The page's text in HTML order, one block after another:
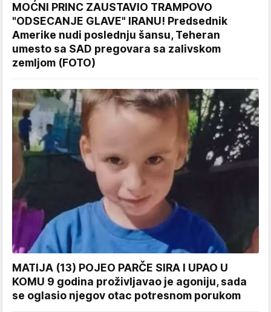
MOĆNI PRINC ZAUSTAVIO TRAMPOVO
"ODSECANJE GLAVE" IRANU! Predsednik
Amerike nudi poslednju šansu, Teheran
umesto sa SAD pregovara sa zalivskom
zemljom (FOTO)
MATIJA (13) POJEO PARČE SIRA I UPAO U
KOMU 9 godina proživljavao je agoniju, sada
se oglasio njegov otac potresnom porukom